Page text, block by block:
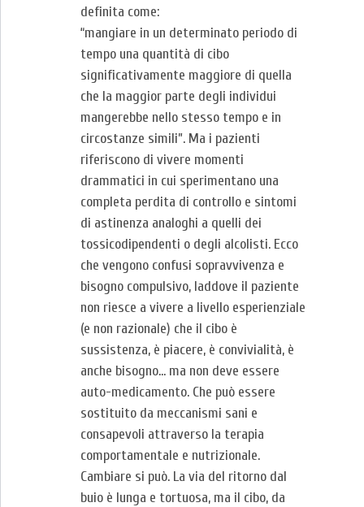
definita come:
“mangiare in un determinato periodo di
tempo una quantità di cibo
significativamente maggiore di quella
che la maggior parte degli individui
mangerebbe nello stesso tempo e in
circostanze simili”. Ma i pazienti
riferiscono di vivere momenti
drammatici in cui sperimentano una
completa perdita di controllo e sintomi
di astinenza analoghi a quelli dei
tossicodipendenti o degli alcolisti. Ecco
che vengono confusi sopravvivenza e
bisogno compulsivo, laddove il paziente
non riesce a vivere a livello esperienziale
(e non razionale) che il cibo è
sussistenza, è piacere, è convivialità, è
anche bisogno… ma non deve essere
auto-medicamento. Che può essere
sostituito da meccanismi sani e
consapevoli attraverso la terapia
comportamentale e nutrizionale.
Cambiare si può. La via del ritorno dal
buio è lunga e tortuosa, ma il cibo, da